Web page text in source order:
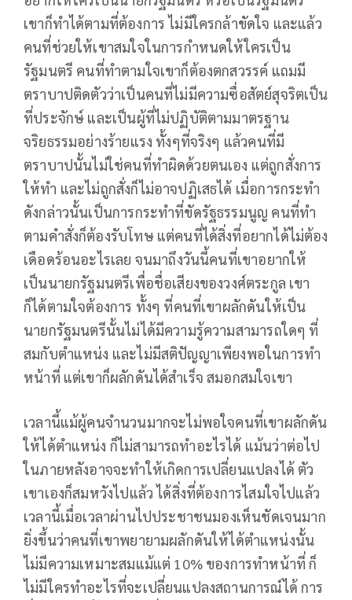
เขาก็ทำได้ตามที่ต้องการ ไม่มีใครกล้าขัดใจ และแล้ว
คนที่ช่วยให้เขาสมใจในการกำหนดให้ใครเป็น
รัฐมนตรี คนที่ทำตามใจเขาก็ต้องตกสวรรค์ แถมมี
ตราบาปติดตัวว่าเป็นคนที่ไม่มีความซื่อสัตย์สุจริตเป็น
ที่ประจักษ์ และเป็นผู้ที่ไม่ปฏิบัติตามมาตรฐาน
จริยธรรมอย่างร้ายแรง ทั้งๆที่จริงๆ แล้วคนที่มี
ตราบาปนั้นไม่ใช่คนที่ทำผิดด้วยตนเอง แต่ถูกสั่งการ
ให้ทำ และไม่ถูกสั่งก็ไม่อาจปฏิเสธได้ เมื่อการกระทำ
ดังกล่าวนั้นเป็นการกระทำที่ขัดรัฐธรรมนูญ คนที่ทำ
ตามคำสั่งก็ต้องรับโทษ แต่คนที่ได้สิ่งที่อยากได้ไม่ต้อง
เดือดร้อนอะไรเลย จนมาถึงวันนี้คนที่เขาอยากให้
เป็นนายกรัฐมนตรีเพื่อชื่อเสียงของวงศ์ตระกูล เขา
ก็ได้ตามใจต้องการ ทั้งๆ ที่คนที่เขาผลักดันให้เป็น
นายกรัฐมนตรีนั้นไม่ได้มีความรู้ความสามารถใดๆ ที่
สมกับตำแหน่ง และไม่มีสติปัญญาเพียงพอในการทำ
หน้าที่ แต่เขาก็ผลักดันได้สำเร็จ สมอกสมใจเขา
เวลานี้แม้ผู้คนจำนวนมากจะไม่พอใจคนที่เขาผลักดัน
ให้ได้ตำแหน่ง ก็ไม่สามารถทำอะไรได้ แม้นว่าต่อไป
ในภายหลังอาจจะทำให้เกิดการเปลี่ยนแปลงได้ ตัว
เขาเองก็สมหวังไปแล้ว ได้สิ่งที่ต้องการไสมใจไปแล้ว
เวลานี้เมื่อเวลาผ่านไปประชาชนมองเห็นชัดเจนมาก
ยิ่งขึ้นว่าคนที่เขาพยายามผลักดันให้ได้ตำแหน่งนั้น
ไม่มีความเหมาะสมแม้แต่ 10% ของการทำหน้าที่ ก็
ไม่มีใครทำอะไรที่จะเปลี่ยนแปลงสถานการณ์ได้ การ